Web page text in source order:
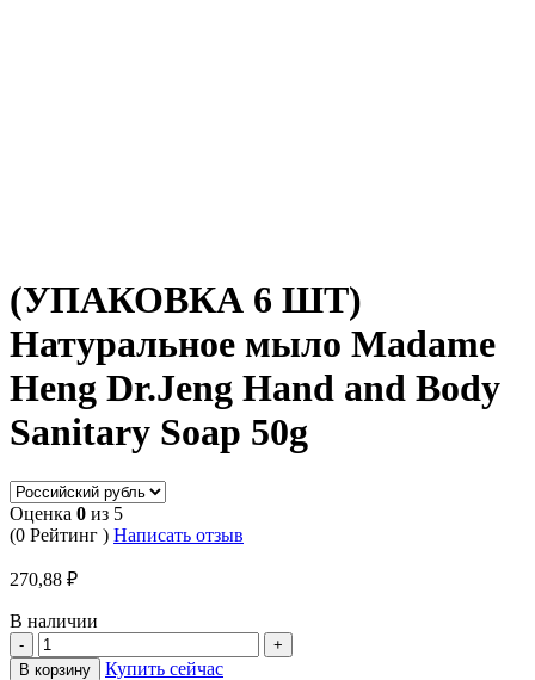
(УПАКОВКА 6 ШТ)
Натуральное мыло Madame
Heng Dr.Jeng Hand and Body
Sanitary Soap 50g
Оценка 0 из 5
(0 Рейтинг ) Написать отзыв
270,88 ₽
В наличии
В корзину
Купить сейчас